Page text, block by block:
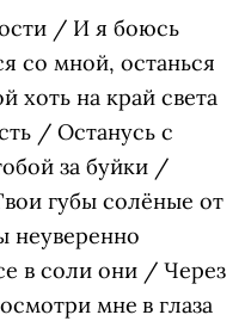
/ И я боюсь
со мной, останься
хоть на край света
/ Останусь с
за буйки /
губы солёные от
в соли они / Через
мне в глаза